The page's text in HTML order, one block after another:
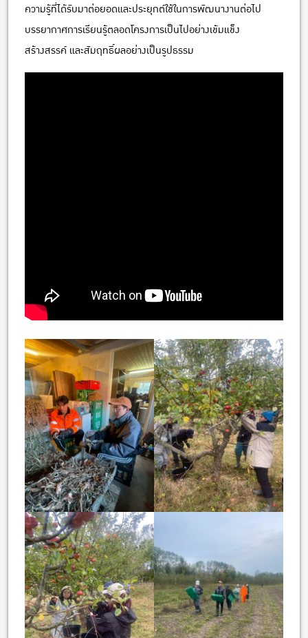
ความรู้ที่ได้รับมาต่อยอดและประยุกต์ใช้ในการพัฒนางานต่อไป
บรรยากาศการเรียนรู้ตลอดโครงการเป็นไปอย่างเข้มแข็ง
สร้างสรรค์ และสัมฤทธิ์ผลอย่างเป็นรูปธรรม